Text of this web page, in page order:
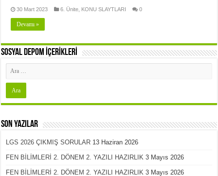
30 Mart 2023 6. Ünite KONU SLAYTLARI 0
Devamı »
SOSYAL DEPOM İÇERİKLERİ
Son Yazılar
LGS 2026 ÇIKMIŞ SORULAR 13 Haziran 2026
FEN BİLİMLERİ 2. DÖNEM 2. YAZILI HAZIRLIK 3 Mayıs 2026
FEN BİLİMLERİ 2. DÖNEM 2. YAZILI HAZIRLIK 3 Mayıs 2026